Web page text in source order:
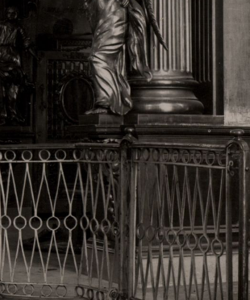
что Архангельск в большей мере, чем
систематических разрушений, в
архитектуры. Больше всего по старому
набравшая особую силу в конце 20
центра архангельской губернии -
XVIII века в центре Архангельска,
сразу превратился в зрительную и
ему не было равных на Севере. Вплоть
и значительным из городских строений
дворов, в градостроительной картине
светлых соборов России воплотил в
в ней архитектурными
церковного зодчества.
и богатство собора, вполне оправдывали